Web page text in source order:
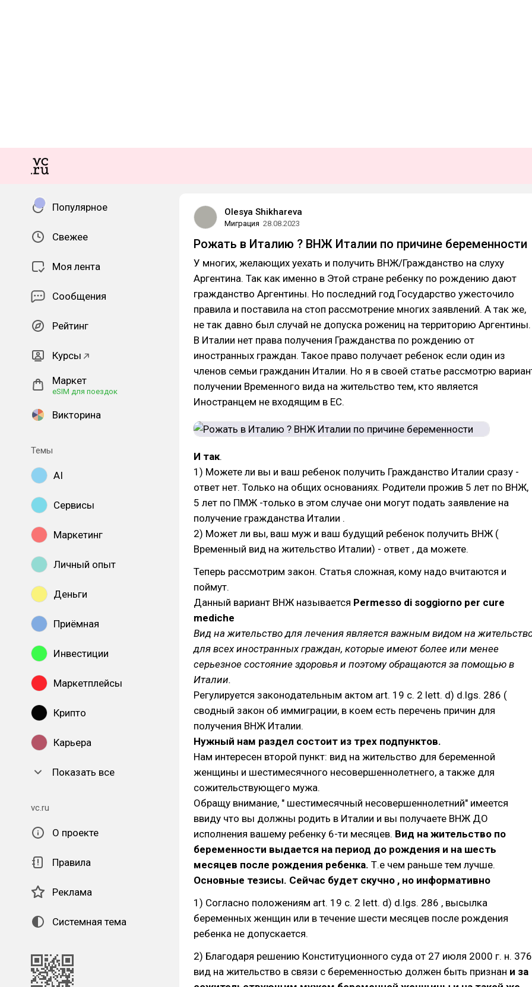
Популярное
Свежее
Моя лента
Сообщения
Рейтинг
Курсы
Маркет
eSIM для поездок
Викторина
Темы
AI
Сервисы
Маркетинг
Личный опыт
Деньги
Приёмная
Инвестиции
Маркетплейсы
Крипто
Карьера
Показать все
vc.ru
О проекте
Правила
Реклама
Системная тема
Olesya Shikhareva
Миграция 28.08.2023
Рожать в Италию ? ВНЖ Италии по причине беременности
У многих, желающих уехать и получить ВНЖ/Гражданство на слуху
Аргентина. Так как именно в Этой стране ребенку по рождению дают
гражданство Аргентины. Но последний год Государство ужесточило
правила и поставила на стоп рассмотрение многих заявлений. А так же,
не так давно был случай не допуска рожениц на территорию Аргентины.
В Италии нет права получения Гражданства по рождению от
иностранных граждан. Такое право получает ребенок если один из
членов семьи гражданин Италии. Но я в своей статье рассмотрю
получении Временного вида на жительство тем, кто является
Иностранцем не входящим в ЕС.
И так.
1) Можете ли вы и ваш ребенок получить Гражданство Италии сразу -
ответ нет. Только на общих основаниях. Родители прожив 5 лет по ВНЖ,
5 лет по ПМЖ -только в этом случае они могут подать заявление на
получение гражданства Италии .
2) Может ли вы, ваш муж и ваш будущий ребенок получить ВНЖ (
Временный вид на жительство Италии) - ответ , да можете.
Теперь рассмотрим закон. Статья сложная, кому надо вчитаются и
поймут.
Данный вариант ВНЖ называется Permesso di soggiorno per cure
mediche
Вид на жительство для лечения является важным видом на
для всех иностранных граждан, которые имеют более или менее
серьезное состояние здоровья и поэтому обращаются за помощью в
Италии.
Регулируется законодательным актом art. 19 c. 2 lett. d) d.lgs. 286 (
сводный закон об иммиграции, в коем есть перечень причин для
получения ВНЖ Италии.
Нужный нам раздел состоит из трех подпунктов.
Нам интересен второй пункт: вид на жительство для беременной
женщины и шестимесячного несовершеннолетнего, а также для
сожительствующего мужа.
Обращу внимание, " шестимесячный несовершеннолетний" имеется
ввиду что вы должны родить в Италии и вы получаете ВНЖ ДО
исполнения вашему ребенку 6-ти месяцев. Вид на жительство по
беременности выдается на период до рождения и на шесть
месяцев после рождения ребенка. Т.е чем раньше тем лучше.
Основные тезисы. Сейчас будет скучно , но информативно
1) Согласно положениям art. 19 c. 2 lett. d) d.lgs. 286 , высылка
беременных женщин или в течение шести месяцев после рождения
ребенка не допускается.
2) Благодаря решению Конституционного суда от 27 июля 2000 г. н.
вид на жительство в связи с беременностью должен быть признан и за